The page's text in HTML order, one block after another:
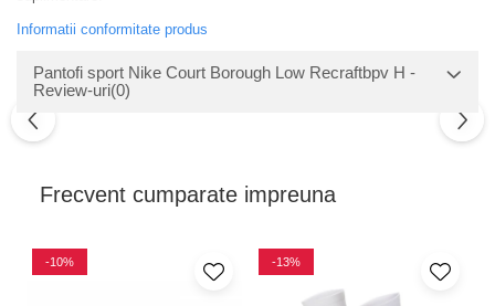
Informatii conformitate produs
Pantofi sport Nike Court Borough Low Recraftbpv H -
Review-uri(0)
Frecvent cumparate impreuna
-10% -13%